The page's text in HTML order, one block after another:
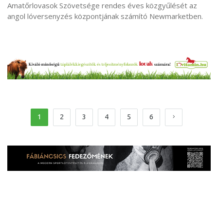
Amatőrlovasok Szövetsége rendes éves közgyűlését az
angol lóversenyzés központjának számító Newmarketben.
1 2 3 4 5 6